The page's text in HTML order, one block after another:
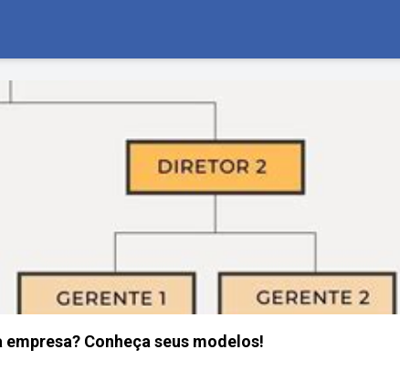
Conheça seus modelos!